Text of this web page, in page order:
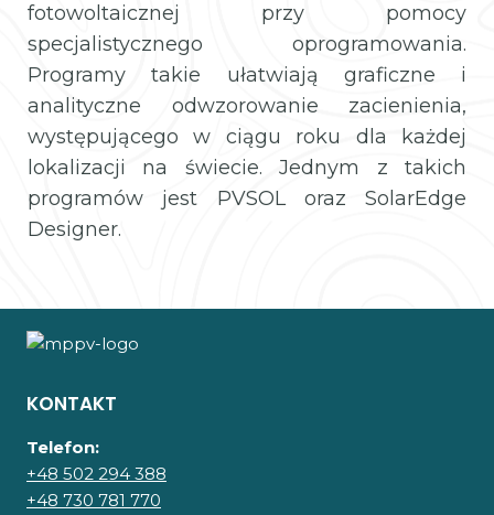
fotowoltaicznej przy pomocy
specjalistycznego oprogramowania.
Programy takie ułatwiają graficzne i
analityczne odwzorowanie zacienienia,
występującego w ciągu roku dla każdej
lokalizacji na świecie. Jednym z takich
programów jest PVSOL oraz SolarEdge
Designer.
KONTAKT
Telefon:
+48 502 294 388
+48 730 781 770